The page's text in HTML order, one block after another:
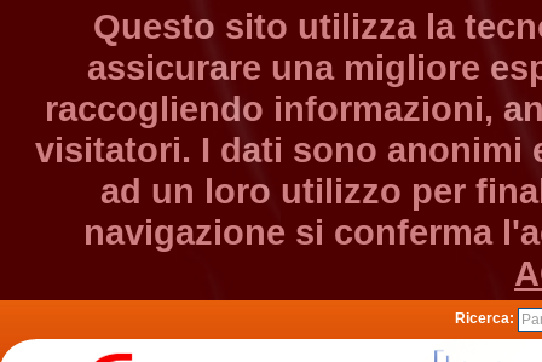
Questo sito utilizza la
assicurare una migliore
raccogliendo informazioni,
visitatori. I dati sono anonimi
ad un loro utilizzo per
navigazione si conferma
Ricerca: